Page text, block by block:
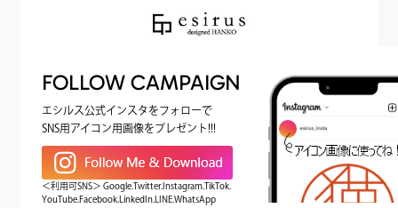
FOLLOW CAMPAIGN
エシルス公式インスタをフォローで
SNS用アイコン用画像をプレゼント!!!
＜利用可SNS＞ Google.Twitter.Instagram.TikTok.
YouTube.Facebook.LinkedIn.LINE.WhatsApp